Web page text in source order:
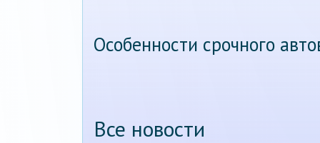
Особенности срочного
Все новости